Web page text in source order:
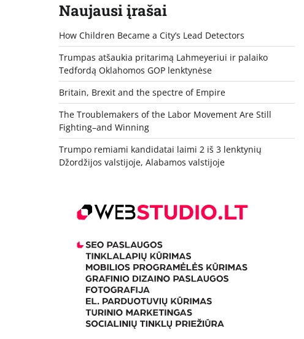
Naujausi įrašai
How Children Became a City’s Lead Detectors
Trumpas atšaukia pritarimą Lahmeyeriui ir palaiko
Tedfordą Oklahomos GOP lenktynėse
Britain, Brexit and the spectre of Empire
The Troublemakers of the Labor Movement Are Still
Fighting–and Winning
Trumpo remiami kandidatai laimi 2 iš 3 lenktynių
Džordžijos valstijoje, Alabamos valstijoje